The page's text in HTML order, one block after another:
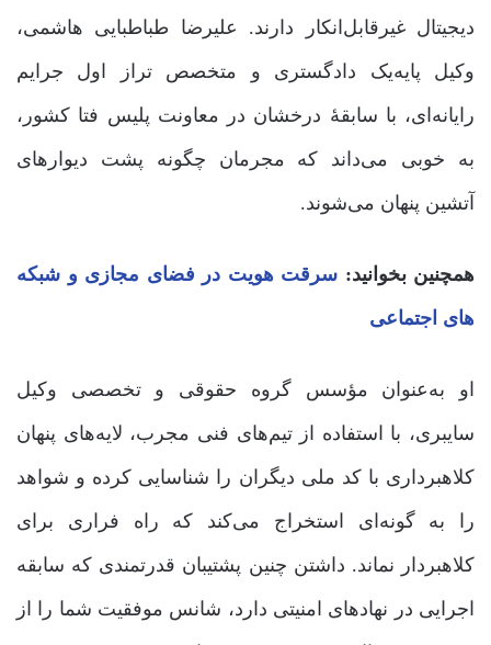
دیجیتال غیرقابل‌انکار دارند. علیرضا طباطبایی هاشمی،
وکیل پایه‌یک دادگستری و متخصص تراز اول جرایم
رایانه‌ای، با سابقۀ درخشان در معاونت پلیس فتا کشور،
به خوبی می‌داند که مجرمان چگونه پشت دیوارهای
آتشین پنهان می‌شوند.
همچنین بخوانید: سرقت هویت در فضای مجازی و شبکه
های اجتماعی
او به‌عنوان مؤسس گروه حقوقی و تخصصی وکیل
سایبری، با استفاده از تیم‌های فنی مجرب، لایه‌های پنهان
کلاهبرداری با کد ملی دیگران را شناسایی کرده و شواهد
را به گونه‌ای استخراج می‌کند که راه فراری برای
کلاهبردار نماند. داشتن چنین پشتیبان قدرتمندی که سابقه
اجرایی در نهادهای امنیتی دارد، شانس موفقیت شما را از